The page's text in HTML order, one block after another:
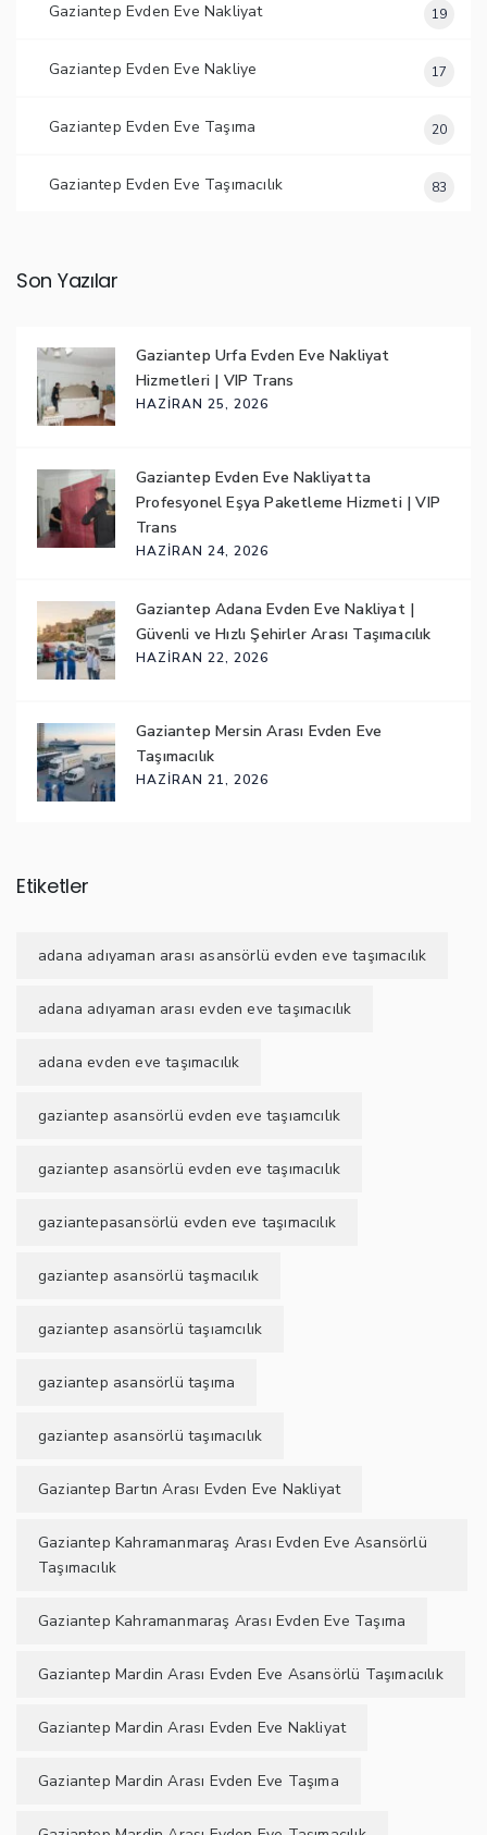
Gaziantep Evden Eve Nakliyat 19
Gaziantep Evden Eve Nakliye 17
Gaziantep Evden Eve Taşıma 20
Gaziantep Evden Eve Taşımacılık 83
Son Yazılar
Gaziantep Urfa Evden Eve Nakliyat
Hizmetleri | VIP Trans
HAZIRAN 25, 2026
Gaziantep Evden Eve Nakliyatta
Profesyonel Eşya Paketleme Hizmeti | VIP
Trans
HAZIRAN 24, 2026
Gaziantep Adana Evden Eve Nakliyat |
Güvenli ve Hızlı Şehirler Arası Taşımacılık
HAZIRAN 22, 2026
Gaziantep Mersin Arası Evden Eve
Taşımacılık
HAZIRAN 21, 2026
Etiketler
adana adıyaman arası asansörlü evden eve taşımacılık
adana adıyaman arası evden eve taşımacılık
adana evden eve taşımacılık
gaziantep asansörlü evden eve taşıamcılık
gaziantep asansörlü evden eve taşımacılık
gaziantepasansörlü evden eve taşımacılık
gaziantep asansörlü taşmacılık
gaziantep asansörlü taşıamcılık
gaziantep asansörlü taşıma
gaziantep asansörlü taşımacılık
Gaziantep Bartın Arası Evden Eve Nakliyat
Gaziantep Kahramanmaraş Arası Evden Eve Asansörlü
Taşımacılık
Gaziantep Kahramanmaraş Arası Evden Eve Taşıma
Gaziantep Mardin Arası Evden Eve Asansörlü Taşımacılık
Gaziantep Mardin Arası Evden Eve Nakliyat
Gaziantep Mardin Arası Evden Eve Taşıma